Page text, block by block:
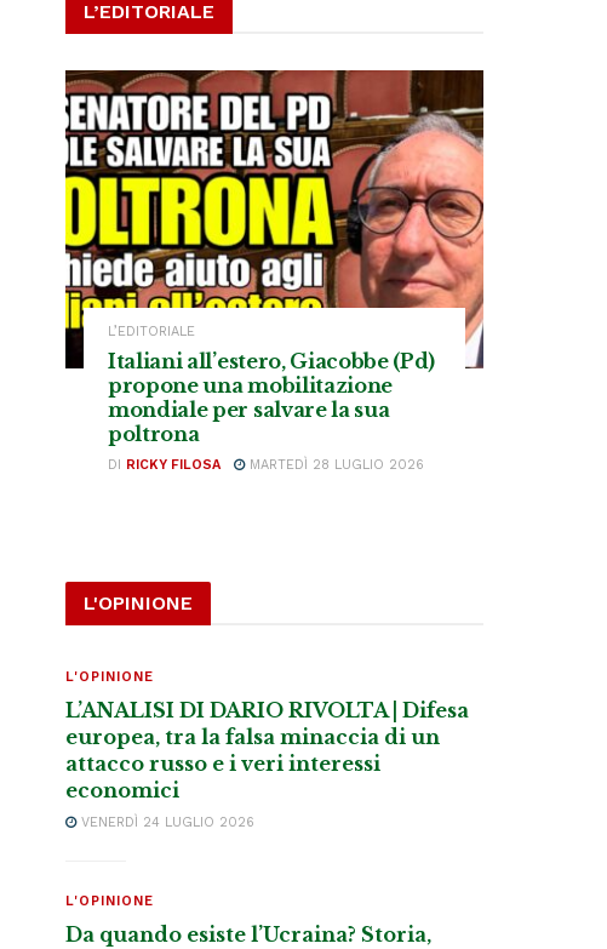
L’EDITORIALE
L’EDITORIALE
Italiani all’estero, Giacobbe (Pd)
propone una mobilitazione
mondiale per salvare la sua
poltrona
DI RICKY FILOSA MARTEDÌ 28 LUGLIO 2026
L'OPINIONE
L'OPINIONE
L’ANALISI DI DARIO RIVOLTA | Difesa
europea, tra la falsa minaccia di un
attacco russo e i veri interessi
economici
VENERDÌ 24 LUGLIO 2026
L'OPINIONE
Da quando esiste l’Ucraina? Storia,